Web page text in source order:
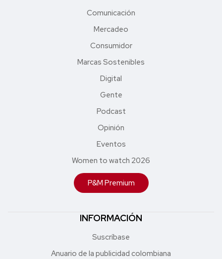
Comunicación
Mercadeo
Consumidor
Marcas Sostenibles
Digital
Gente
Podcast
Opinión
Eventos
Women to watch 2026
P&M Premium
INFORMACIÓN
Suscríbase
Anuario de la publicidad colombiana